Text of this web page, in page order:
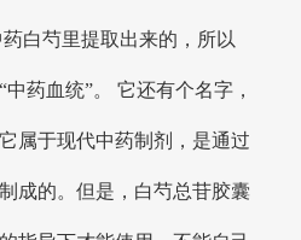
白芍里提取出来的，所以
药血统”。 它还有个名字，
属于现代中药制剂，是通过
成的。但是，白芍总苷胶囊